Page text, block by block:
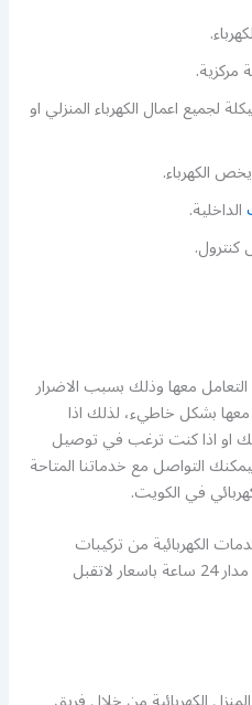
اعمال الكهرباء المنزلي او
الكهرباء.
الداخلية.
معها وذلك بسبب الاضرار
معها بشكل خاطيء، لذلك اذا
او اذا كنت ترغب في توصيل
التواصل مع خدماتنا المتاحة
في الكويت.
الكهربائية من تركيبات
وتصليح وصيانة وانارة ، نعمل على مدار 24 ساعة باسعار لاتقبل